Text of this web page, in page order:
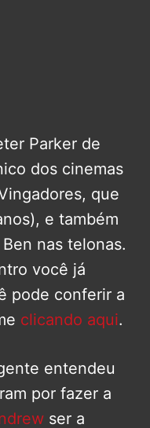
Parker de
dos cinemas
que
e também
nas telonas.
você já
pode conferir a
clicando aqui.
entendeu
por fazer a
ser a